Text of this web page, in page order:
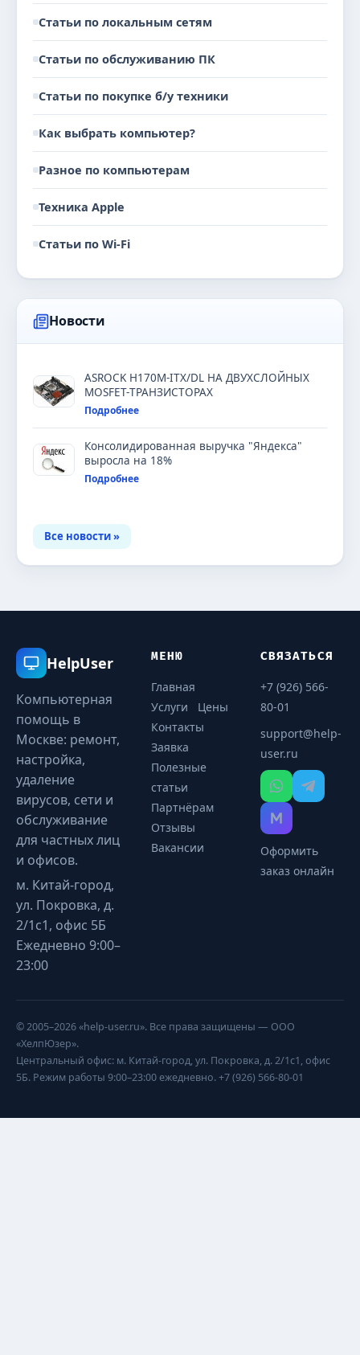
Статьи по локальным сетям
Статьи по обслуживанию ПК
Статьи по покупке б/у техники
Как выбрать компьютер?
Разное по компьютерам
Техника Apple
Статьи по Wi-Fi
Новости
ASROCK H170M-ITX/DL НА ДВУХСЛОЙНЫХ
MOSFET-ТРАНЗИСТОРАХ
Подробнее
Консолидированная выручка "Яндекса"
выросла на 18%
Подробнее
Все новости »
HelpUser
Компьютерная
помощь в
Москве: ремонт,
настройка,
удаление
вирусов, сети и
обслуживание
для частных лиц
и офисов.
м. Китай-город,
ул. Покровка, д.
2/1с1, офис 5Б
Ежедневно 9:00–
23:00
МЕНЮ
Главная
Услуги
Цены
Контакты
Заявка
Полезные
статьи
Партнёрам
Отзывы
Вакансии
СВЯЗАТЬСЯ
+7 (926) 566-
80-01
support@help-
user.ru
Оформить
заказ онлайн
© 2005–2026 «help-user.ru». Все права защищены — ООО
«ХелпЮзер».
Центральный офис: м. Китай-город, ул. Покровка, д. 2/1с1, офис
5Б. Режим работы 9:00–23:00 ежедневно. +7 (926) 566-80-01